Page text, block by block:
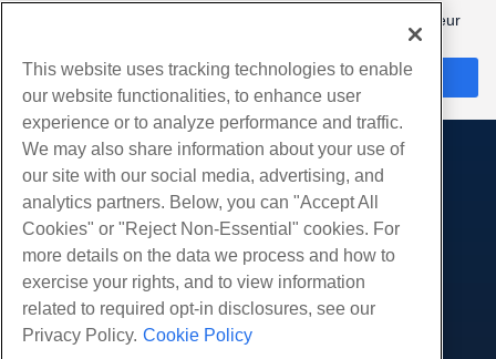
Nous sommes ici 24/7/365 pour vous aider à obtenir le meilleur
Discuter maintenant
Des produits
Hébergement Web
Hébergement professionnel
Revendeur Hébergeur
Revendeur en marque blanche
Géré Linux VPS
Prestations de service
Migrations de sites Web
Communauté
Documentation produit
Tutoriels
Compagnie
À propos de nous
This website uses tracking technologies to enable
our website functionalities, to enhance user
experience or to analyze performance and traffic.
We may also share information about your use of
our site with our social media, advertising, and
analytics partners. Below, you can "Accept All
Cookies" or "Reject Non-Essential" cookies. For
more details on the data we process and how to
exercise your rights, and to view information
related to required opt-in disclosures, see our
Privacy Policy. Cookie Policy